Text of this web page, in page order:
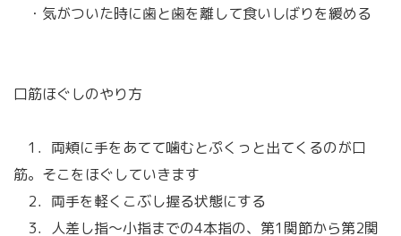
・気がついた時に歯と歯を離して食いしばりを緩める
口筋ほぐしのやり方
1．両頬に手をあてて噛むとぷくっと出てくるのが口
筋。そこをほぐしていきます
2．両手を軽くこぶし握る状態にする
3．人差し指～小指までの4本指の、第1関節から第2関